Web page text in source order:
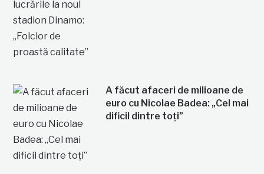
A făcut afaceri de milioane de
euro cu Nicolae Badea: „Cel mai
dificil dintre toți”